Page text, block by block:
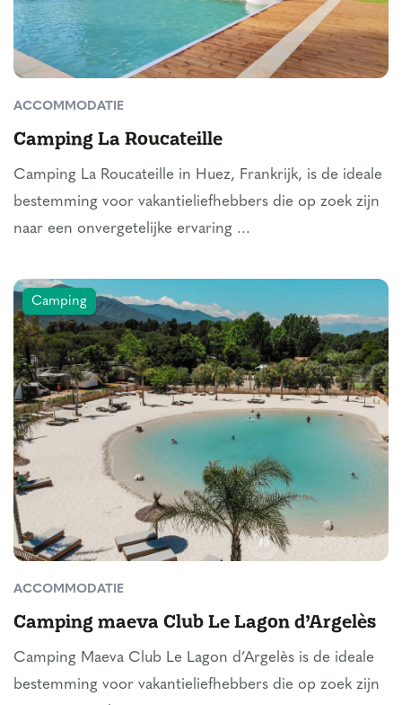
ACCOMMODATIE
Camping La Roucateille
Camping La Roucateille in Huez, Frankrijk, is de ideale
bestemming voor vakantieliefhebbers die op zoek zijn
naar een onvergetelijke ervaring ...
Camping
ACCOMMODATIE
Camping maeva Club Le Lagon d’Argelès
Camping Maeva Club Le Lagon d’Argelès is de ideale
bestemming voor vakantieliefhebbers die op zoek zijn